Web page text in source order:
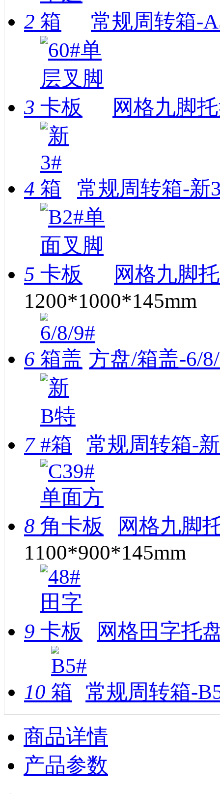
2 常规周转箱-
3 网格九脚
4 常规周转箱-新
5
网格九脚
1200*1000*145mm
6 方盘/箱盖-6/
7 常规周转箱-
8
网格九脚
1100*900*145mm
9 网格田字托
10
常规周转箱-
商品详情
产品参数